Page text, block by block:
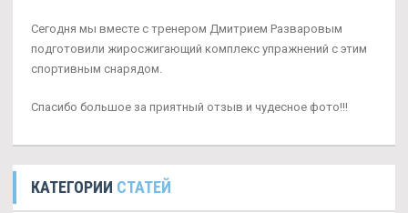
Сегодня мы вместе с тренером Дмитрием Разваровым
подготовили жиросжигающий комплекс упражнений с этим
спортивным снарядом.
Спасибо большое за приятный отзыв и чудесное фото!!!
КАТЕГОРИИ СТАТЕЙ